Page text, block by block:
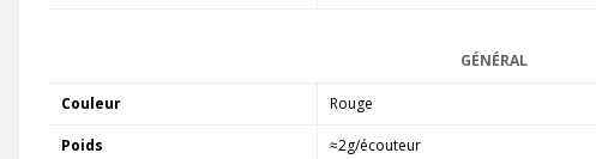
GÉNÉRAL
Couleur Rouge
Poids ≈2g/écouteur